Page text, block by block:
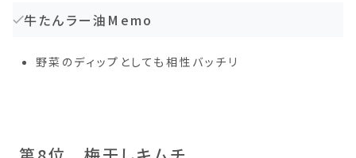
牛たんラー油Memo
野菜のディップとしても相性バッチリ